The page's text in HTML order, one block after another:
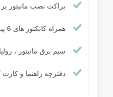
براکت نصب مانیتور بر
همراه کانکتور های 6 پین، 5پین، 3پین و 2پین
سیم برق مانیتور ،
دفترچه راهنما و کارت